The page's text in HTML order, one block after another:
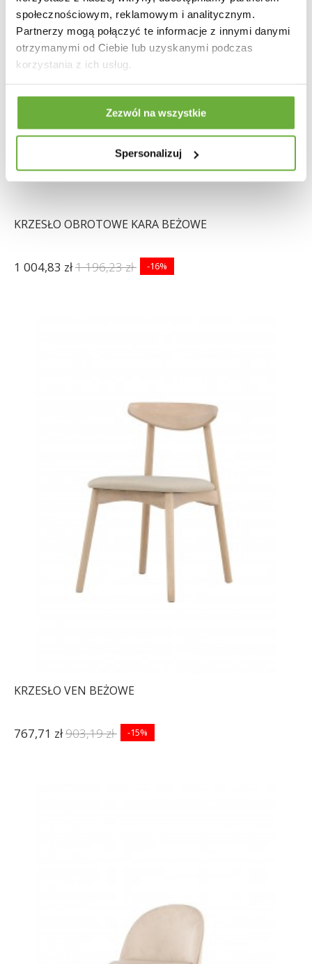
społecznościowym, reklamowym i analitycznym.
Partnerzy mogą połączyć te informacje z innymi danymi
otrzymanymi od Ciebie lub uzyskanymi podczas
korzystania z ich usług.
Zezwól na wszystkie
Spersonalizuj
KRZESŁO OBROTOWE KARA BEŻOWE
1 004,83 zł1 196,23 zł -16%
KRZESŁO VEN BEŻOWE
767,71 zł903,19 zł -15%